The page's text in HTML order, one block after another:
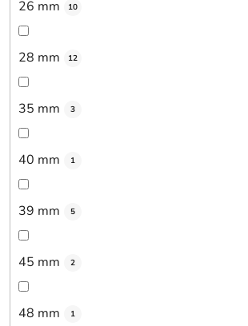
26 mm 10
28 mm 12
35 mm 3
40 mm 1
39 mm 5
45 mm 2
48 mm 1